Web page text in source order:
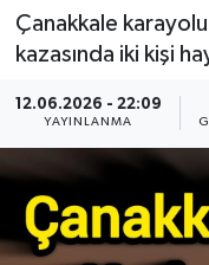
Çanakkale
kazasında iki kişi
12.06.2026 - 22:09
YAYINLANMA